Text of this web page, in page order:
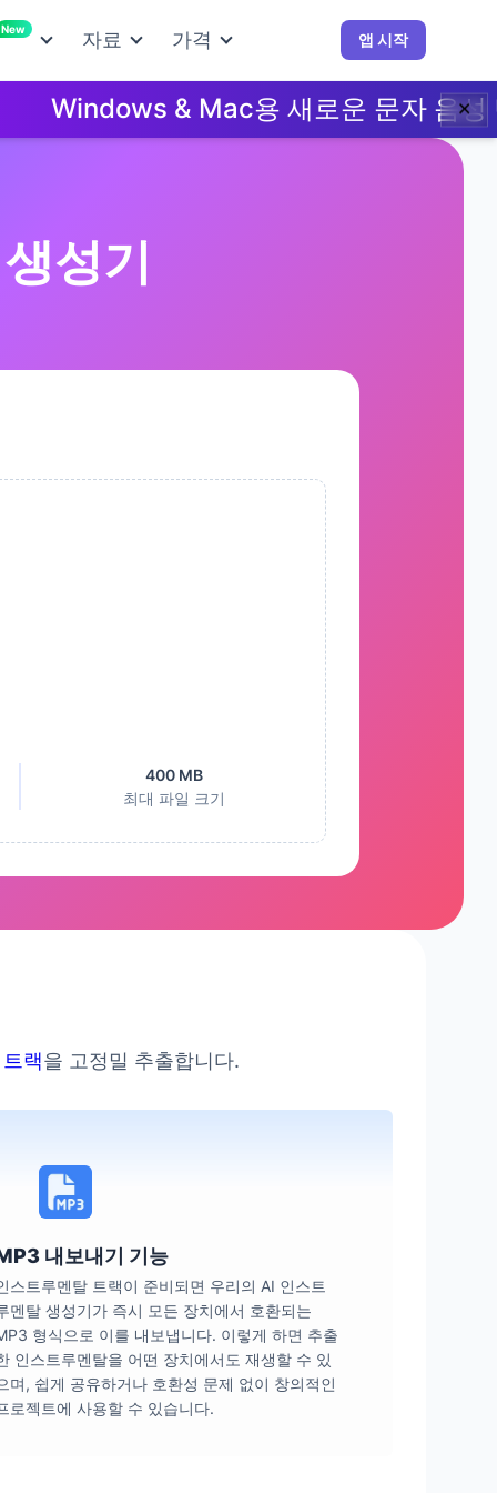
New 자료 가격 앱 시작
& Mac용 새로운 문자 음성 변환✕
성기
400 MB
최대 파일 크기
랙을 고정밀 추출합니다.
내보내기 기능
스트루멘탈 트랙이 준비되면 우리의 AI 인스트
멘탈 생성기가 즉시 모든 장치에서 호환되는
형식으로 이를 내보냅니다. 이렇게 하면 추출
인스트루멘탈을 어떤 장치에서도 재생할 수 있
며, 쉽게 공유하거나 호환성 문제 없이 창의적인
로젝트에 사용할 수 있습니다.